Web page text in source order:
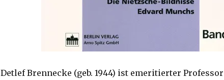
Detlef Brennecke (geb. 1944) ist emeritierter